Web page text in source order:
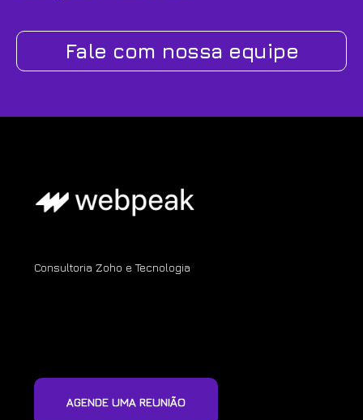
Fale com nossa equipe
Consultoria Zoho e Tecnologia
AGENDE UMA REUNIÃO